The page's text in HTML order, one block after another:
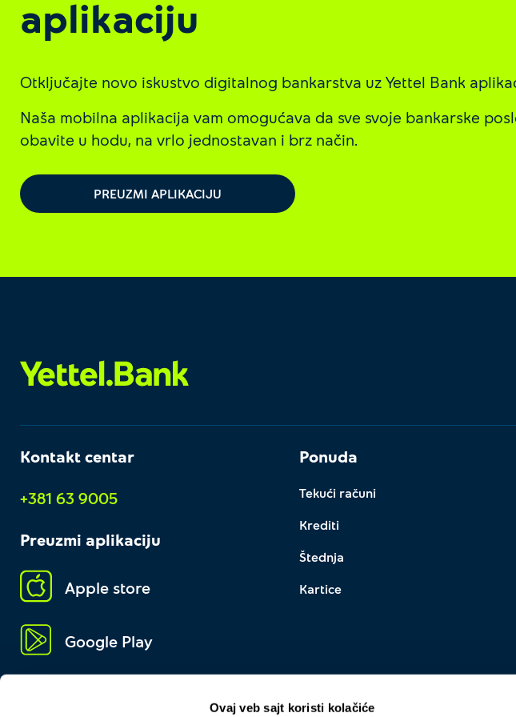
Ovaj veb sajt koristi kolačiće
aplikaciju
Otključajte novo iskustvo digitalnog bankarstva uz Yettel Bank
Naša mobilna aplikacija vam omogućava da sve svoje bankarske
obavite u hodu, na vrlo jednostavan i brz način.
PREUZMI APLIKACIJU
Kontakt centar
+381 63 9005
Preuzmi aplikaciju
Apple store
Google Play
Ponuda
Tekući računi
Krediti
Štednja
Kartice